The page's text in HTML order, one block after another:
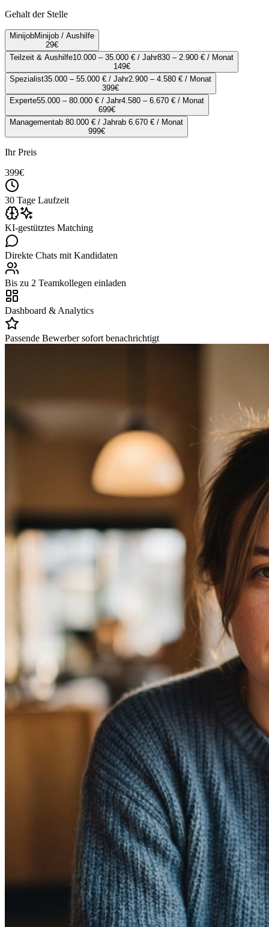
Gehalt der Stelle
MinijobMinijob / Aushilfe
29€
Teilzeit & Aushilfe10.000 – 35.000 € / Jahr830 – 2.900 € / Monat
149€
Spezialist35.000 – 55.000 € / Jahr2.900 – 4.580 € / Monat
399€
Experte55.000 – 80.000 € / Jahr4.580 – 6.670 € / Monat
699€
Managementab 80.000 € / Jahrab 6.670 € / Monat
999€
Ihr Preis
399€
30 Tage Laufzeit
KI-gestütztes Matching
Direkte Chats mit Kandidaten
Bis zu 2 Teamkollegen einladen
Dashboard & Analytics
Passende Bewerber sofort benachrichtigt